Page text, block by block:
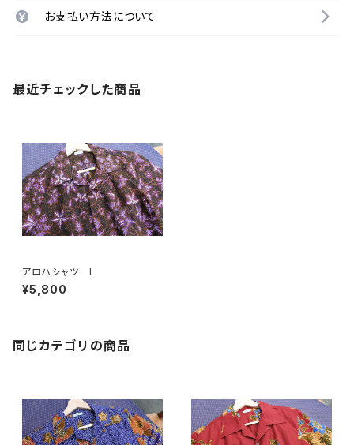
お支払い方法について
最近チェックした商品
アロハシャツ L
¥5,800
同じカテゴリの商品